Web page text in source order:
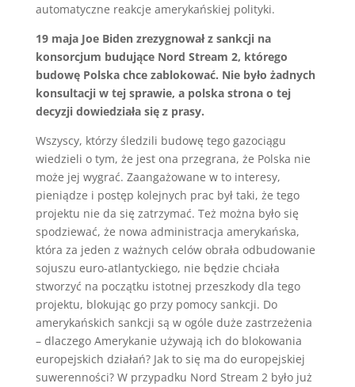
automatyczne reakcje amerykańskiej polityki.
19 maja Joe Biden zrezygnował z sankcji na
konsorcjum budujące Nord Stream 2, którego
budowę Polska chce zablokować. Nie było żadnych
konsultacji w tej sprawie, a polska strona o tej
decyzji dowiedziała się z prasy.
Wszyscy, którzy śledzili budowę tego gazociągu
wiedzieli o tym, że jest ona przegrana, że Polska nie
może jej wygrać. Zaangażowane w to interesy,
pieniądze i postęp kolejnych prac był taki, że tego
projektu nie da się zatrzymać. Też można było się
spodziewać, że nowa administracja amerykańska,
która za jeden z ważnych celów obrała odbudowanie
sojuszu euro-atlantyckiego, nie będzie chciała
stworzyć na początku istotnej przeszkody dla tego
projektu, blokując go przy pomocy sankcji. Do
amerykańskich sankcji są w ogóle duże zastrzeżenia
– dlaczego Amerykanie używają ich do blokowania
europejskich działań? Jak to się ma do europejskiej
suwerenności? W przypadku Nord Stream 2 było już